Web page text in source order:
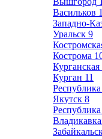
Васильков 1
Западно-
Уральск 9
Кострома
Курганская
Курган 11
Якутск 8